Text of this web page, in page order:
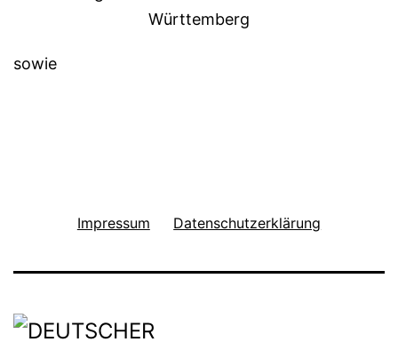
sowie
Impressum Datenschutzerklärung